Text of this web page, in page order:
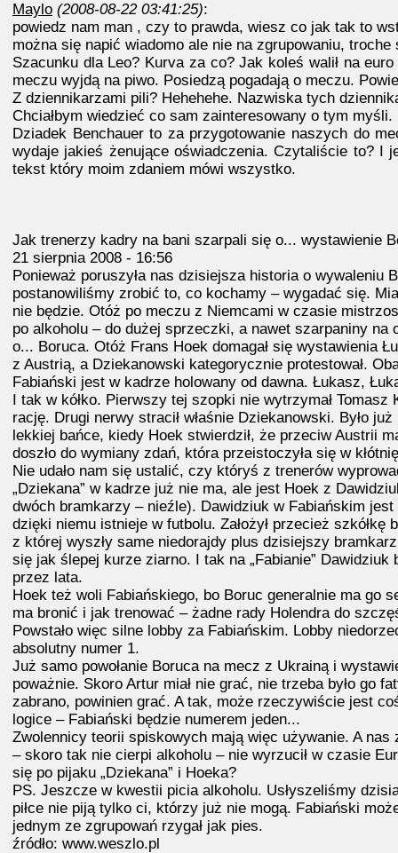
Maylo (2008-08-22 03:41:25):
powiedz nam man , czy to prawda, wiesz co jak tak to
można się napić wiadomo ale nie na zgrupowaniu,
Szacunku dla Leo? Kurva za co? Jak koleś walił na
meczu wyjdą na piwo. Posiedzą pogadają o meczu.
Z dziennikarzami pili? Hehehehe. Nazwiska tych
Chciałbym wiedzieć co sam zainteresowany o tym myśli.
Dziadek Benchauer to za przygotowanie naszych do
wydaje jakieś żenujące oświadczenia. Czytaliście to? I
tekst który moim zdaniem mówi wszystko.
Jak trenerzy kadry na bani szarpali się o... wystawienie
21 sierpnia 2008 - 16:56
Ponieważ poruszyła nas dzisiejsza historia o wywaleniu
postanowiliśmy zrobić to, co kochamy – wygadać się.
nie będzie. Otóż po meczu z Niemcami w czasie
po alkoholu – do dużej sprzeczki, a nawet szarpaniny na
o... Boruca. Otóż Frans Hoek domagał się wystawienia
z Austrią, a Dziekanowski kategorycznie protestował.
Fabiański jest w kadrze holowany od dawna. Łukasz,
I tak w kółko. Pierwszy tej szopki nie wytrzymał Tomasz
rację. Drugi nerwy stracił właśnie Dziekanowski. Było
lekkiej bańce, kiedy Hoek stwierdził, że przeciw Austrii
doszło do wymiany zdań, która przeistoczyła się w
Nie udało nam się ustalić, czy któryś z trenerów
„Dziekana” w kadrze już nie ma, ale jest Hoek z
dwóch bramkarzy – nieźle). Dawidziuk w Fabiańskim
dzięki niemu istnieje w futbolu. Założył przecież szkółkę
z której wyszły same niedorajdy plus dzisiejszy
się jak ślepej kurze ziarno. I tak na „Fabianie” Dawidziuk
przez lata.
Hoek też woli Fabiańskiego, bo Boruc generalnie ma go
ma bronić i jak trenować – żadne rady Holendra do
Powstało więc silne lobby za Fabiańskim. Lobby
absolutny numer 1.
Już samo powołanie Boruca na mecz z Ukrainą i
poważnie. Skoro Artur miał nie grać, nie trzeba było go
zabrano, powinien grać. A tak, może rzeczywiście jest
logice – Fabiański będzie numerem jeden...
Zwolennicy teorii spiskowych mają więc używanie. A nas
– skoro tak nie cierpi alkoholu – nie wyrzucił w czasie
się po pijaku „Dziekana” i Hoeka?
PS. Jeszcze w kwestii picia alkoholu. Usłyszeliśmy
piłce nie piją tylko ci, którzy już nie mogą. Fabiański
jednym ze zgrupowań rzygał jak pies.
źródło: www.weszlo.pl